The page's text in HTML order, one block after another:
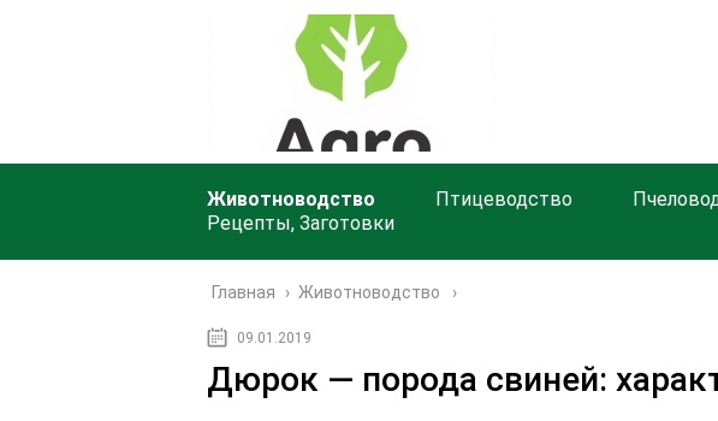
Животноводство Птицеводство
Рецепты, Заготовки
Главная › Животноводство
09.01.2019
Дюрок — порода свиней: